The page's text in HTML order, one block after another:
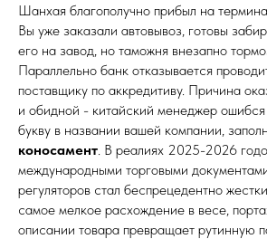
Шанхая благополучно прибыл на
Вы уже заказали автовывоз, готовы
его на завод, но таможня внезапно
Параллельно банк отказывается
поставщику по аккредитиву. Причина
и обидной - китайский менеджер
букву в названии вашей компании,
коносамент . В реалиях 2025-2026
международными торговыми
регуляторов стал беспрецедентно
самое мелкое расхождение в весе,
описании товара превращает рутинную